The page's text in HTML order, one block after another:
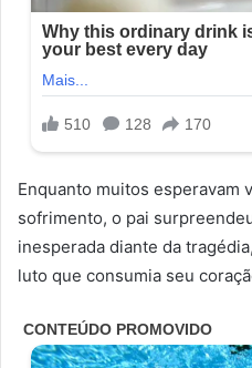
Enquanto muitos esperavam
sofrimento, o pai
inesperada diante da
luto que consumia seu